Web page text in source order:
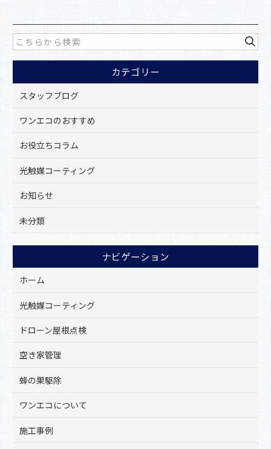
e
b
o
o
k
カテゴリー
スタッフブログ
ワンエコのおすすめ
お役立ちコラム
光触媒コーティング
お知らせ
未分類
ナビゲーション
ホーム
光触媒コーティング
ドローン屋根点検
空き家管理
蜂の巣駆除
ワンエコについて
施工事例